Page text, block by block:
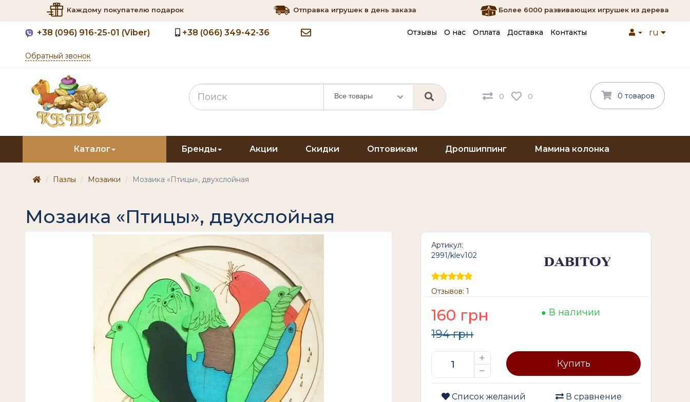
Каждому покупателю подарок Отправка игрушек в день заказа Более 6000 развивающих игрушек из дерева
+38 (096) 916-25-01 (Viber) +38 (066) 349-42-36
Обратный звонок
Отзывы О нас Оплата Доставка Контакты ru
Все товары 0 0 0 товаров
Каталог Бренды Акции Скидки Оптовикам Дропшиппинг Мамина колонка
Пазлы Мозаики Мозаика «Птицы», двухслойная
Мозаика «Птицы», двухслойная
Артикул:
2991/klev102
Отзывов: 1
160 грн
194грн
В наличии
Купить
Список желаний В сравнение